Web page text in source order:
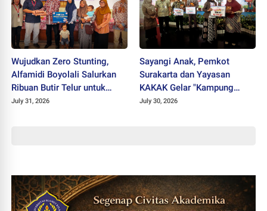
Wujudkan Zero Stunting,
Alfamidi Boyolali Salurkan
Ribuan Butir Telur untuk
Balita Sleman
July 31, 2026
Sayangi Anak, Pemkot
Surakarta dan Yayasan
KAKAK Gelar "Kampung
Keren Tanpa Rokok Award
July 30, 2026